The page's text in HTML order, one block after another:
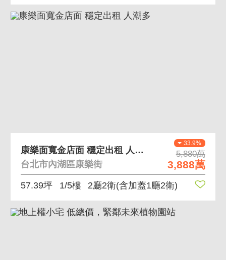
33.9%
5,880萬
3,888萬
康樂面寬金店面 穩定出租 人潮多
台北市內湖區康樂街
57.39坪 1/5樓 2廳2衛(含加蓋1廳2衛)